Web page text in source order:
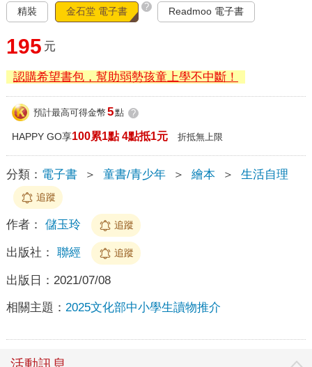
精裝 金石堂 電子書 ? Readmoo 電子書
195 元
認購希望書包，幫助弱勢孩童上學不中斷！
預計最高可得金幣 5點 ?
HAPPY GO享100累1點 4點抵1元 折抵無上限
分類： 電子書 ＞ 童書/青少年 ＞ 繪本 ＞ 生活自理
追蹤
作者： 儲玉玲 追蹤
出版社： 聯經 追蹤
出版日： 2021/07/08
相關主題： 2025文化部中小學生讀物推介